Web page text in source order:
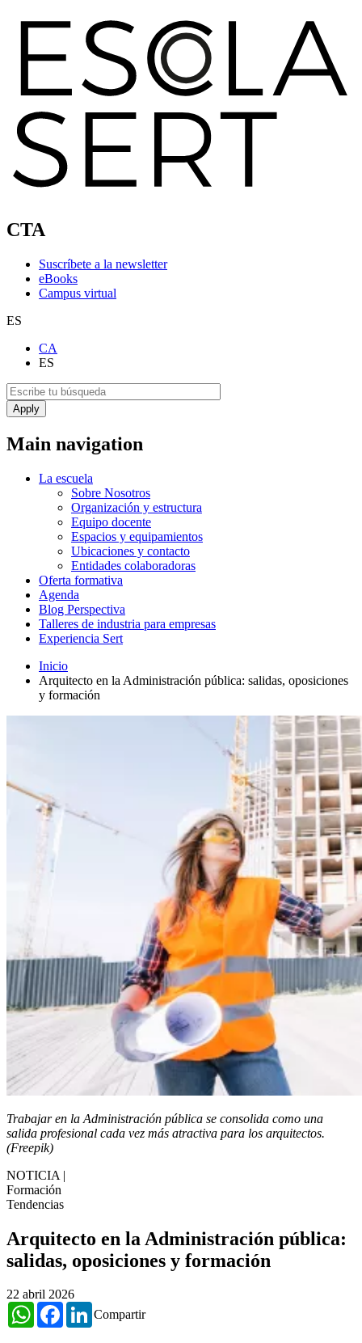
CTA
Suscríbete a la newsletter
eBooks
Campus virtual
ES
CA
ES
Main navigation
La escuela
Sobre Nosotros
Organización y estructura
Equipo docente
Espacios y equipamientos
Ubicaciones y contacto
Entidades colaboradoras
Oferta formativa
Agenda
Blog Perspectiva
Talleres de industria para empresas
Experiencia Sert
Inicio
Arquitecto en la Administración pública: salidas, oposiciones
y formación
Trabajar en la Administración pública se consolida como una
salida profesional cada vez más atractiva para los arquitectos.
(Freepik)
NOTICIA |
Formación
Tendencias
Arquitecto en la Administración pública:
salidas, oposiciones y formación
22 abril 2026
Compartir
WhatsAppFacebookLinkedIn